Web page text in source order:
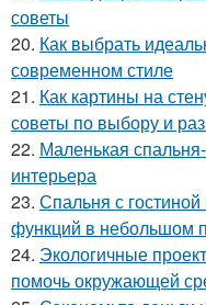
советы
20. Как выбрать
современном стиле
21. Как картины на
советы по выбору и
22. Маленькая
интерьера
23. Спальня с
функций в небольшом
24. Экологичные
помочь окружающей